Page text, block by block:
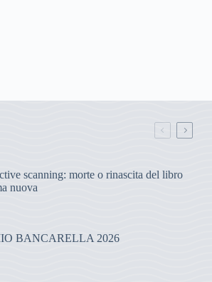
scanning: morte o rinascita del libro
nuova
BANCARELLA 2026